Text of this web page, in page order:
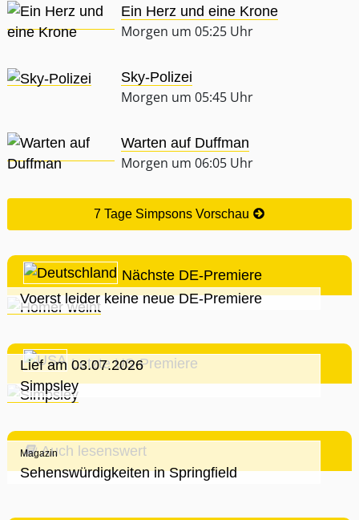
Ein Herz und eine Krone
Morgen um 05:25 Uhr
Sky-Polizei
Morgen um 05:45 Uhr
Warten auf Duffman
Morgen um 06:05 Uhr
7 Tage Simpsons Vorschau
Nächste DE-Premiere
Voerst leider keine neue DE-Premiere
Letzte US-Premiere
Lief am 03.07.2026
Simpsley
Auch lesenswert
Magazin
Sehenswürdigkeiten in Springfield